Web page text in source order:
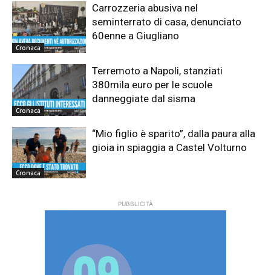
Cronaca
Carrozzeria abusiva nel
seminterrato di casa, denunciato
60enne a Giugliano
Cronaca
Terremoto a Napoli, stanziati
380mila euro per le scuole
danneggiate dal sisma
Cronaca
“Mio figlio è sparito”, dalla paura alla
gioia in spiaggia a Castel Volturno
PUBBLICITÀ